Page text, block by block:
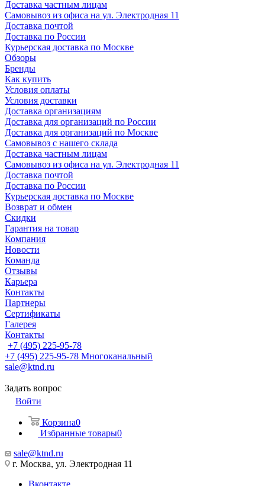
Доставка частным лицам
Самовывоз из офиса на ул. Электродная 11
Доставка почтой
Доставка по России
Курьерская доставка по Москве
Обзоры
Бренды
Как купить
Условия оплаты
Условия доставки
Доставка организациям
Доставка для организаций по России
Доставка для организаций по Москве
Самовывоз с нашего склада
Доставка частным лицам
Самовывоз из офиса на ул. Электродная 11
Доставка почтой
Доставка по России
Курьерская доставка по Москве
Возврат и обмен
Скидки
Гарантия на товар
Компания
Новости
Команда
Отзывы
Карьера
Контакты
Партнеры
Сертификаты
Галерея
Контакты
+7 (495) 225-95-78
+7 (495) 225-95-78 Многоканальный
sale@ktnd.ru
Задать вопрос
Войти
Корзина0
Избранные товары0
sale@ktnd.ru
г. Москва, ул. Электродная 11
Вконтакте